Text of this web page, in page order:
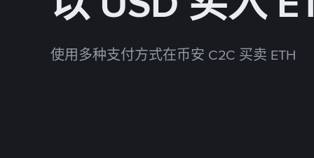
使用多种支付方式在币安 C2C 买卖 ETH